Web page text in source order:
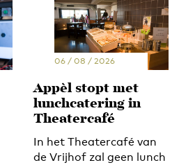
06 / 08 / 2026
Appèl stopt met
lunchcatering in
Theatercafé
In het Theatercafé van
de Vrijhof zal geen lunch